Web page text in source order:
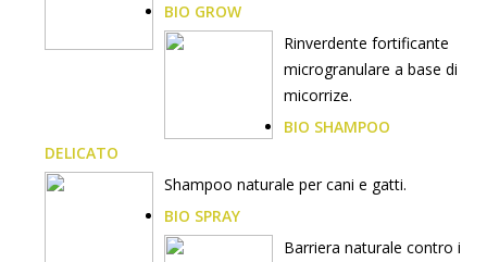
BIO GROW
Rinverdente fortificante
microgranulare a base di
micorrize.
BIO SHAMPOO
DELICATO
Shampoo naturale per cani e gatti.
BIO SPRAY
Barriera naturale contro i